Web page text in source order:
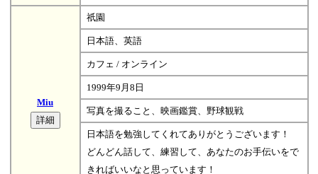
Miu
祇園
日本語、英語
カフェ / オンライン
1999年9月8日
写真を撮ること、映画鑑賞、野球観戦
日本語を勉強してくれてありがとうございます！
どんどん話して、練習して、あなたのお手伝いをで
きればいいなと思っています！